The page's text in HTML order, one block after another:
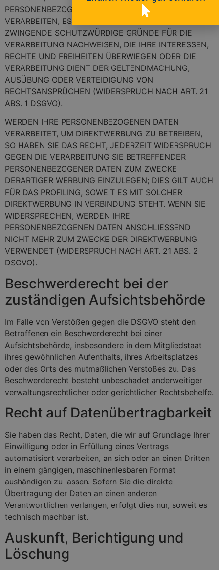
PERSONENBEZOGENEN DATEN NICHT MEHR
VERARBEITEN, ES SEI DENN, WIR KÖNNEN
ZWINGENDE SCHUTZWÜRDIGE GRÜNDE FÜR DIE
VERARBEITUNG NACHWEISEN, DIE IHRE INTERESSEN,
RECHTE UND FREIHEITEN ÜBERWIEGEN ODER DIE
VERARBEITUNG DIENT DER GELTENDMACHUNG,
AUSÜBUNG ODER VERTEIDIGUNG VON
RECHTSANSPRÜCHEN (WIDERSPRUCH NACH ART. 21
ABS. 1 DSGVO).
WERDEN IHRE PERSONENBEZOGENEN DATEN
VERARBEITET, UM DIREKTWERBUNG ZU BETREIBEN,
SO HABEN SIE DAS RECHT, JEDERZEIT WIDERSPRUCH
GEGEN DIE VERARBEITUNG SIE BETREFFENDER
PERSONENBEZOGENER DATEN ZUM ZWECKE
DERARTIGER WERBUNG EINZULEGEN; DIES GILT AUCH
FÜR DAS PROFILING, SOWEIT ES MIT SOLCHER
DIREKTWERBUNG IN VERBINDUNG STEHT. WENN SIE
WIDERSPRECHEN, WERDEN IHRE
PERSONENBEZOGENEN DATEN ANSCHLIESSEND
NICHT MEHR ZUM ZWECKE DER DIREKTWERBUNG
VERWENDET (WIDERSPRUCH NACH ART. 21 ABS. 2
DSGVO).
Beschwerde­recht bei der
zuständigen Aufsichts­behörde
Im Falle von Verstößen gegen die DSGVO steht den
Betroffenen ein Beschwerderecht bei einer
Aufsichtsbehörde, insbesondere in dem Mitgliedstaat
ihres gewöhnlichen Aufenthalts, ihres Arbeitsplatzes
oder des Orts des mutmaßlichen Verstoßes zu. Das
Beschwerderecht besteht unbeschadet anderweitiger
verwaltungsrechtlicher oder gerichtlicher Rechtsbehelfe.
Recht auf Daten­übertrag­barkeit
Sie haben das Recht, Daten, die wir auf Grundlage Ihrer
Einwilligung oder in Erfüllung eines Vertrags
automatisiert verarbeiten, an sich oder an einen Dritten
in einem gängigen, maschinenlesbaren Format
aushändigen zu lassen. Sofern Sie die direkte
Übertragung der Daten an einen anderen
Verantwortlichen verlangen, erfolgt dies nur, soweit es
technisch machbar ist.
Auskunft, Berichtigung und
Löschung